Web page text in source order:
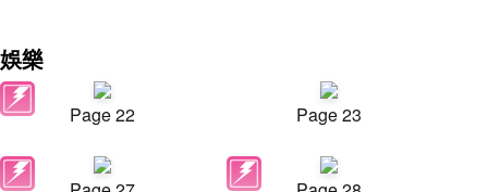
娛樂
Page 22 Page 23